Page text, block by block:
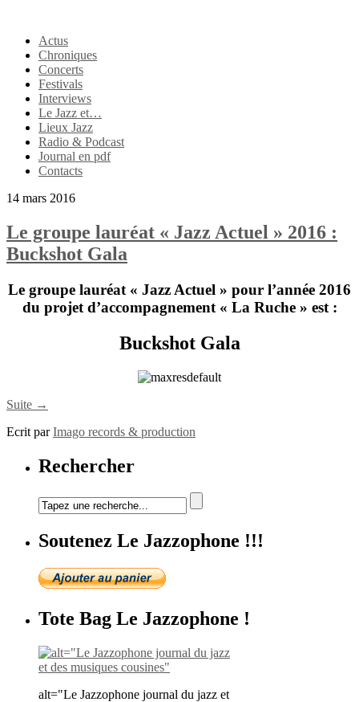
Actus
Chroniques
Concerts
Festivals
Interviews
Le Jazz et…
Lieux Jazz
Radio & Podcast
Journal en pdf
Contacts
14 mars 2016
Le groupe lauréat « Jazz Actuel » 2016 :
Buckshot Gala
Le groupe lauréat « Jazz Actuel » pour l’année 2016
du projet d’accompagnement « La Ruche » est :
Buckshot Gala
Suite →
Ecrit parImago records & production
Rechercher
Soutenez Le Jazzophone !!!
Tote Bag Le Jazzophone !
alt="Le Jazzophone journal du jazz et